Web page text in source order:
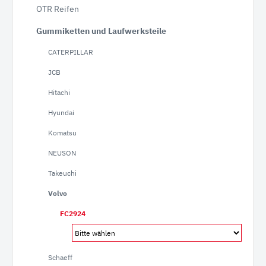
OTR Reifen
Gummiketten und Laufwerksteile
CATERPILLAR
JCB
Hitachi
Hyundai
Komatsu
NEUSON
Takeuchi
Volvo
FC2924
Schaeff